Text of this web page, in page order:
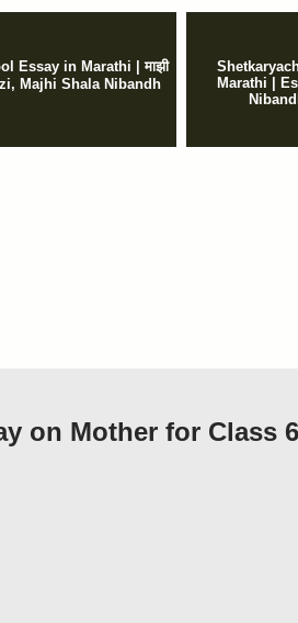
Essay in Marathi | माझी
Majhi Shala Nibandh
Marathi |
on Mother for Class